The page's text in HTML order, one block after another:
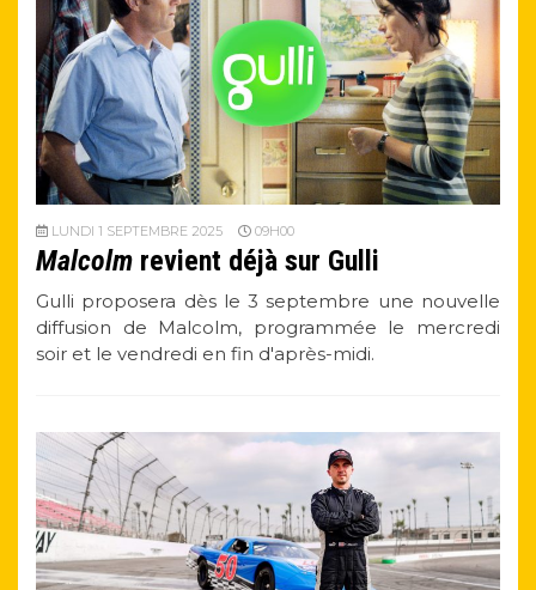
LUNDI 1 SEPTEMBRE 2025 09H00
Malcolm revient déjà sur Gulli
Gulli proposera dès le 3 septembre une nouvelle
diffusion de Malcolm, programmée le mercredi
soir et le vendredi en fin d'après-midi.